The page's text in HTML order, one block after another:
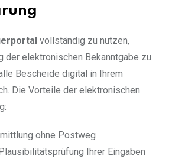
vollständig zu nutzen,
der elektronischen Bekanntgabe zu.
Bescheide digital in Ihrem
Die Vorteile der elektronischen
ohne Postweg
Ihrer Eingaben